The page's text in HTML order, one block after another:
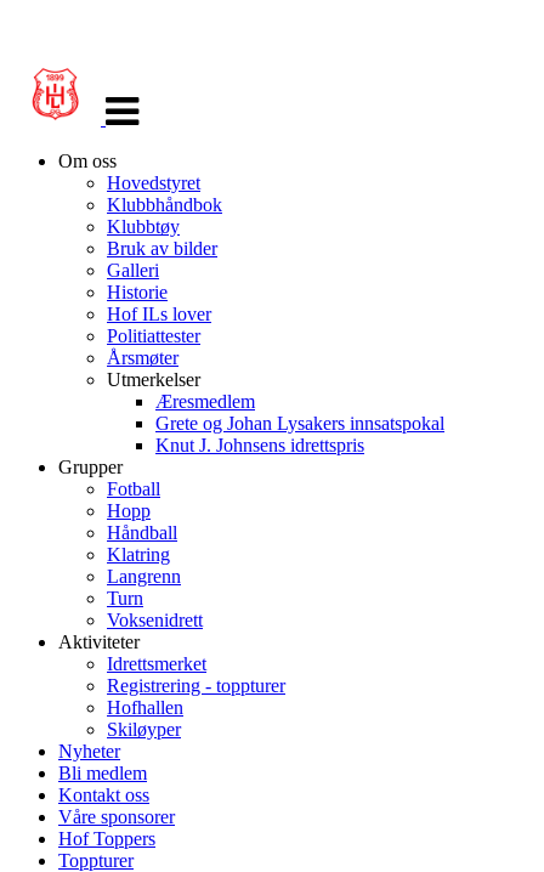
navigasjon
Om oss
Hovedstyret
Klubbhåndbok
Klubbtøy
Bruk av bilder
Galleri
Historie
Hof ILs lover
Politiattester
Årsmøter
Utmerkelser
Æresmedlem
Grete og Johan Lysakers innsatspokal
Knut J. Johnsens idrettspris
Grupper
Fotball
Hopp
Håndball
Klatring
Langrenn
Turn
Voksenidrett
Aktiviteter
Idrettsmerket
Registrering - toppturer
Hofhallen
Skiløyper
Nyheter
Bli medlem
Kontakt oss
Våre sponsorer
Hof Toppers
Toppturer